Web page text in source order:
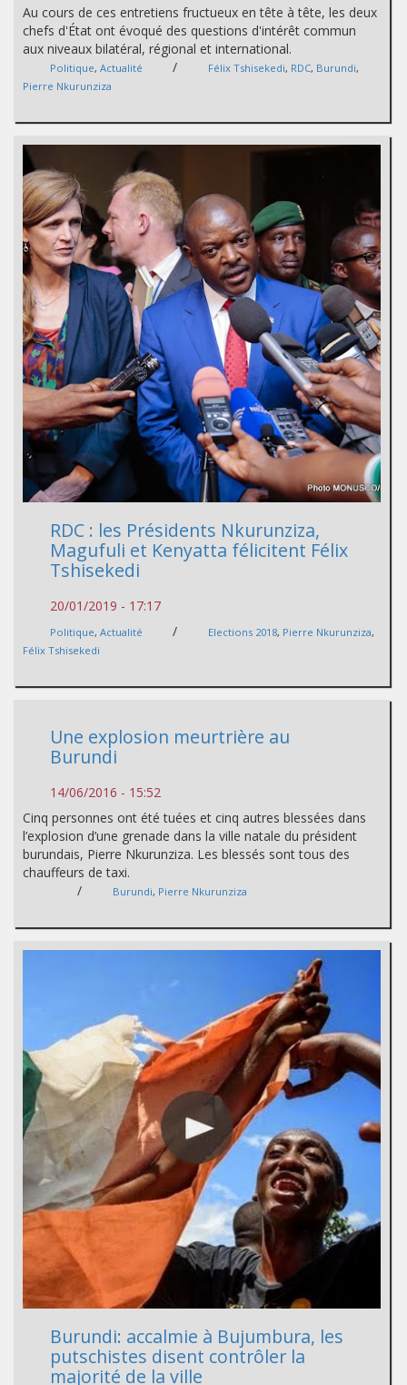
Au cours de ces entretiens fructueux en tête à tête, les deux
chefs d'État ont évoqué des questions d'intérêt commun
aux niveaux bilatéral, régional et international.
Politique, Actualité / Félix Tshisekedi, RDC, Burundi,
Pierre Nkurunziza
RDC : les Présidents Nkurunziza,
Magufuli et Kenyatta félicitent Félix
Tshisekedi
20/01/2019 - 17:17
Politique, Actualité / Elections 2018, Pierre Nkurunziza,
Félix Tshisekedi
Une explosion meurtrière au
Burundi
14/06/2016 - 15:52
Cinq personnes ont été tuées et cinq autres blessées dans
l’explosion d’une grenade dans la ville natale du président
burundais, Pierre Nkurunziza. Les blessés sont tous des
chauffeurs de taxi.
/
Burundi, Pierre Nkurunziza
Burundi: accalmie à Bujumbura, les
putschistes disent contrôler la
majorité de la ville